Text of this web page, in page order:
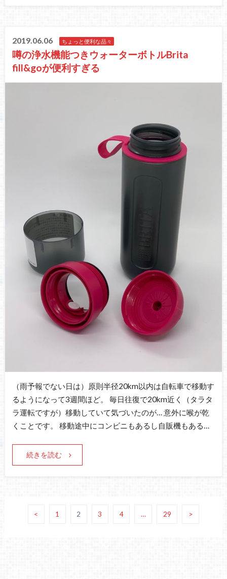
2019.06.06 ちょっと便利な品々
噂の浄水機能つきウォーターボトルBrita
fill&goが便利すぎる
（雨予報でない日は）原則半径20km以内は自転車で移動す
るようになって3週間ほど。 毎日往復で20km近く（タラタ
ラ運転ですが）移動していて気づいたのが… 意外に喉が乾
くことです。 移動途中にコンビニもあるし自販機もある…
続きを読む
< 1 2 3 4 … 29 >